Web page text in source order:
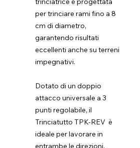
per trinciare rami fino a 8
cm di diametro,
garantendo risultati
eccellenti anche su terreni
impegnativi.
Dotato di un doppio
attacco universale a 3
punti regolabile, il
Trinciatutto TPK-REV è
ideale per lavorare in
entrambe le direzioni,